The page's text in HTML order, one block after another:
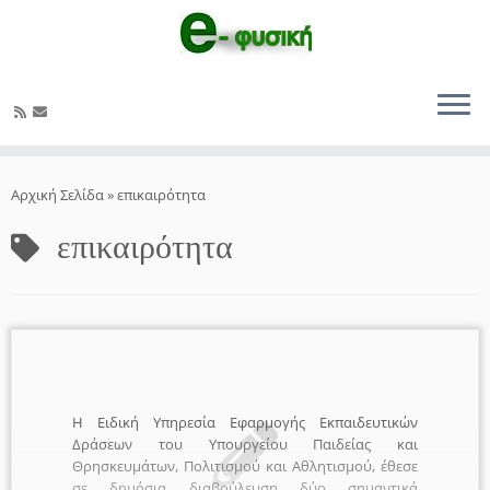
στο
Αρχική Σελίδα»επικαιρότητα
επικαιρότητα
Η Ειδική Υπηρεσία Εφαρμογής Εκπαιδευτικών
Δράσεων του Υπουργείου Παιδείας και
Θρησκευμάτων, Πολιτισμού και Αθλητισμού, έθεσε